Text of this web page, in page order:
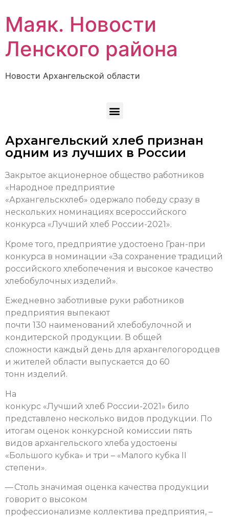
Маяк. Новости
Ленского района
Новости Архангельской области
Архангельский хлеб признан
одним из лучших в России
Закрытое акционерное общество работников
«Народное предприятие
«Архангельскхлеб» одержало победу сразу в
нескольких номинациях всероссийского
конкурса «Лучший хлеб России-2021».
Кроме того, предприятие удостоено Гран-при
конкурса в номинации «За сохранение традиций
российского хлебопечения и высокое качество
хлебобулочных изделий».
Ежедневно заботливые руки работников
предприятия выпекают
почти 130 наименований хлебобулочной и
кондитерской продукции. В общей
сложности каждый день для архангелогородцев
и жителей области выпускается до 60
тонн изделий.
На
конкурс «Лучший хлеб России-2021» било
представлено несколько видов продукции. По
итогам оценок конкурсной комиссии пять
видов архангельского хлеба удостоены
«Большого кубка» и три – «Малого кубка II
степени».
— Столь значимая оценка качества продукции
говорит о высоком
профессионализме коллектива предприятия, –